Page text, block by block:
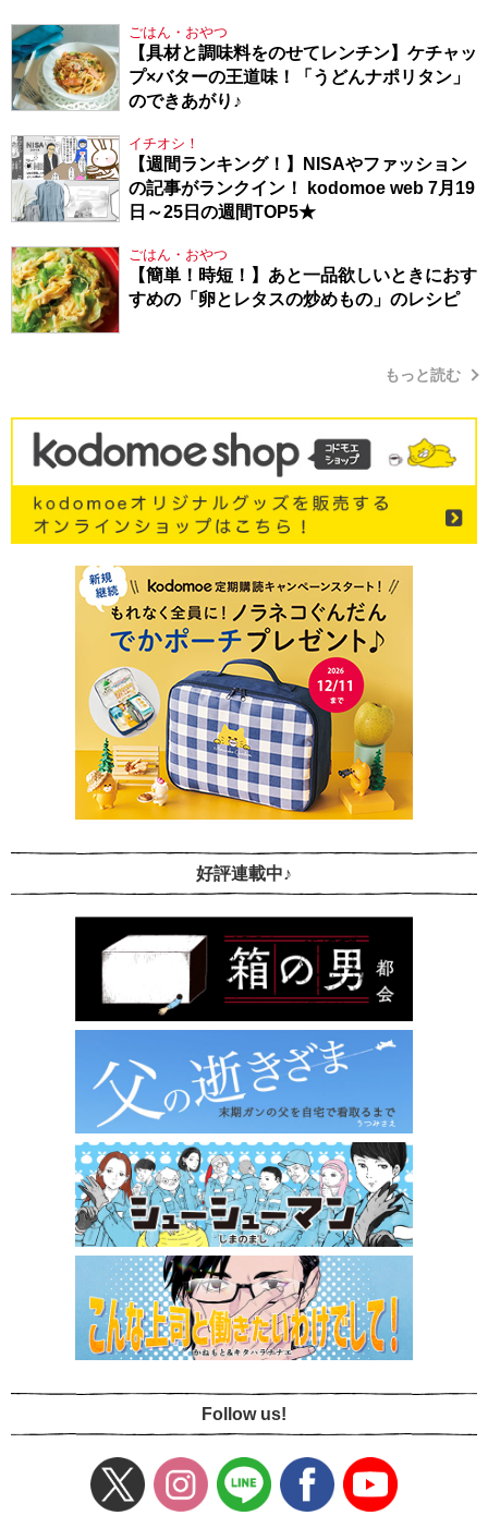
ごはん・おやつ
【具材と調味料をのせてレンチン】ケチャッ
プ×バターの王道味！「うどんナポリタン」
のできあがり♪
イチオシ！
【週間ランキング！】NISAやファッション
の記事がランクイン！ kodomoe web 7月19
日～25日の週間TOP5★
ごはん・おやつ
【簡単！時短！】あと一品欲しいときにおす
すめの「卵とレタスの炒めもの」のレシピ
もっと読む
好評連載中♪
Follow us!